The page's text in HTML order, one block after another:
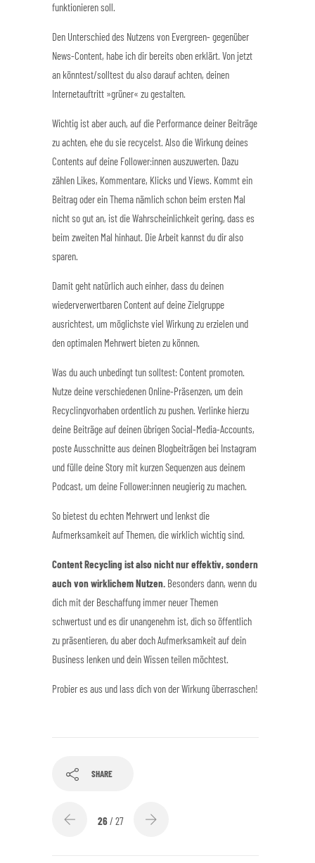
funktionieren soll.
Den Unterschied des Nutzens von Evergreen- gegenüber
News-Content, habe ich dir bereits oben erklärt. Von jetzt
an könntest/solltest du also darauf achten, deinen
Internetauftritt »grüner« zu gestalten.
Wichtig ist aber auch, auf die Performance deiner Beiträge
zu achten, ehe du sie recycelst. Also die Wirkung deines
Contents auf deine Follower:innen auszuwerten. Dazu
zählen Likes, Kommentare, Klicks und Views. Kommt ein
Beitrag oder ein Thema nämlich schon beim ersten Mal
nicht so gut an, ist die Wahrscheinlichkeit gering, dass es
beim zweiten Mal hinhaut. Die Arbeit kannst du dir also
sparen.
Damit geht natürlich auch einher, dass du deinen
wiederverwertbaren Content auf deine Zielgruppe
ausrichtest, um möglichste viel Wirkung zu erzielen und
den optimalen Mehrwert bieten zu können.
Was du auch unbedingt tun solltest: Content promoten.
Nutze deine verschiedenen Online-Präsenzen, um dein
Recyclingvorhaben ordentlich zu pushen. Verlinke hierzu
deine Beiträge auf deinen übrigen Social-Media-Accounts,
poste Ausschnitte aus deinen Blogbeiträgen bei Instagram
und fülle deine Story mit kurzen Sequenzen aus deinem
Podcast, um deine Follower:innen neugierig zu machen.
So bietest du echten Mehrwert und lenkst die
Aufmerksamkeit auf Themen, die wirklich wichtig sind.
Content Recycling ist also nicht nur effektiv, sondern
auch von wirklichem Nutzen. Besonders dann, wenn du
dich mit der Beschaffung immer neuer Themen
schwertust und es dir unangenehm ist, dich so öffentlich
zu präsentieren, du aber doch Aufmerksamkeit auf dein
Business lenken und dein Wissen teilen möchtest.
Probier es aus und lass dich von der Wirkung überraschen!
SHARE
26/ 27